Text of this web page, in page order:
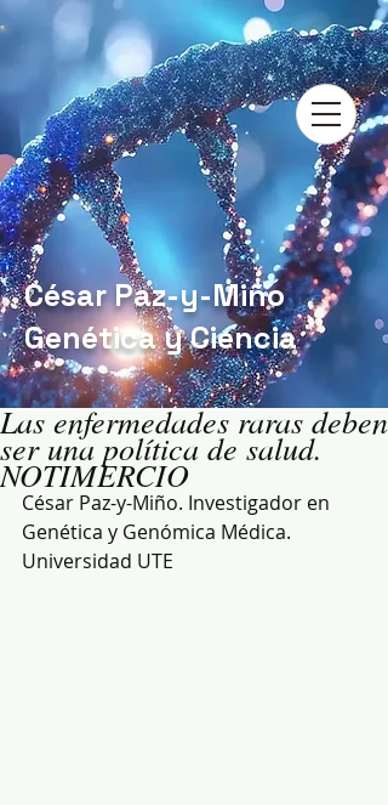
César Paz-y-Miño
Genética y Ciencia
Las enfermedades raras deben
ser una política de salud.
NOTIMERCIO
César Paz-y-Miño. Investigador en
Genética y Genómica Médica.
Universidad UTE